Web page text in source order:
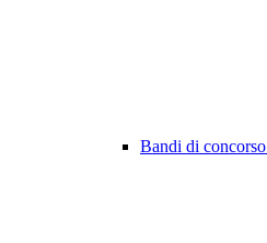
Bandi di concorso